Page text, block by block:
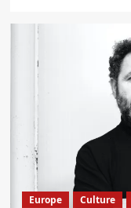
Europe Culture